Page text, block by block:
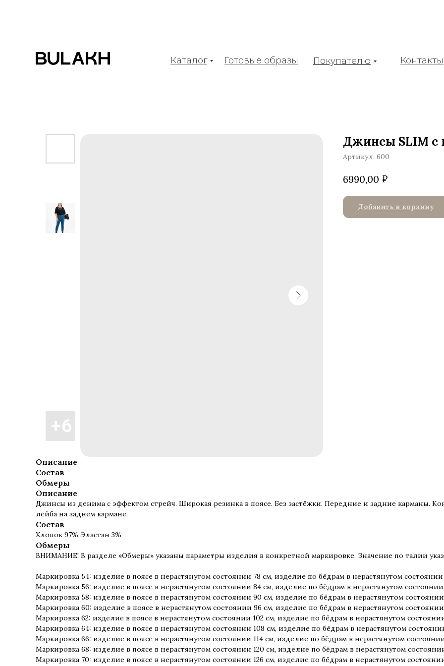
Каталог Готовые образы Контакты
Покупателю
Джинсы SLIM с
Артикул: 600
6990,00 ₽
Добавить в корзину
Описание
Состав
Обмеры
Описание
Джинсы из денима с эффектом стрейч. Широкая резинка в поясе. Без застёжки. Передние и задние карманы.
лейба на заднем кармане.
Состав
Хлопок 97% Эластан 3%
Обмеры
ВНИМАНИЕ! В разделе «Обмеры» указаны параметры изделия в конкретной маркировке. Значение по талии
Маркировка 54: изделие в поясе в нерастянутом состоянии 78 см, изделие по бёдрам в нерастянутом состоянии
Маркировка 56: изделие в поясе в нерастянутом состоянии 84 см, изделие по бёдрам в нерастянутом состоянии
Маркировка 58: изделие в поясе в нерастянутом состоянии 90 см, изделие по бёдрам в нерастянутом состоянии
Маркировка 60: изделие в поясе в нерастянутом состоянии 96 см, изделие по бёдрам в нерастянутом состоянии
Маркировка 62: изделие в поясе в нерастянутом состоянии 102 см, изделие по бёдрам в нерастянутом
Маркировка 64: изделие в поясе в нерастянутом состоянии 108 см, изделие по бёдрам в нерастянутом
Маркировка 66: изделие в поясе в нерастянутом состоянии 114 см, изделие по бёдрам в нерастянутом
Маркировка 68: изделие в поясе в нерастянутом состоянии 120 см, изделие по бёдрам в нерастянутом
Маркировка 70: изделие в поясе в нерастянутом состоянии 126 см, изделие по бёдрам в нерастянутом